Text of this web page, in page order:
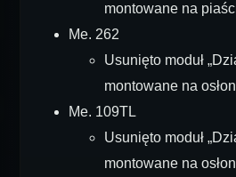
montowane na
Me. 262
Usunięto moduł
montowane na
Me. 109TL
Usunięto moduł
montowane na